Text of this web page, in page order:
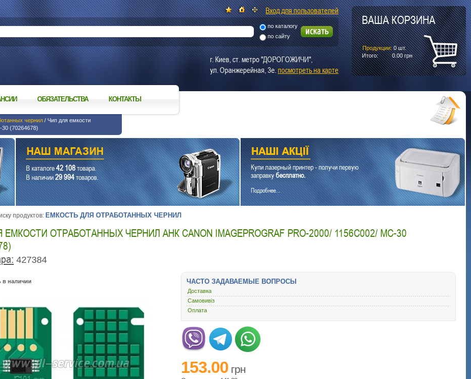
ОБЯЗАТЕЛЬСТВА КОНТАКТЫ
чернил / Чип для емкости
(70264678)
В каталоге42 108товара.
В наличии29 994товаров.
Купи лазерный принтер - получи первую
заправкубесплатно.
Подробнее...
продуктов: ЕМКОСТЬ ДЛЯ ОТРАБОТАННЫХ ЧЕРНИЛ
ОТРАБОТАННЫХ ЧЕРНИЛ АНК CANON IMAGEPROGRAF PRO-2000/ 1156C002/ MC-30
: 427384
в наличии ЧАСТО ЗАДАВАЕМЫЕ ВОПРОСЫ
Доставка
Самовивіз
Оплата
153.00 грн
ВАША КОРЗИНА
Продукции: 0шт.
Итого:
0.00 грн
Вход для пользователей
по каталогу
по сайту
г. Киев, ст. метро "ДОРОГОЖИЧИ",
ул. Оранжерейная, 3е.посмотреть на карте